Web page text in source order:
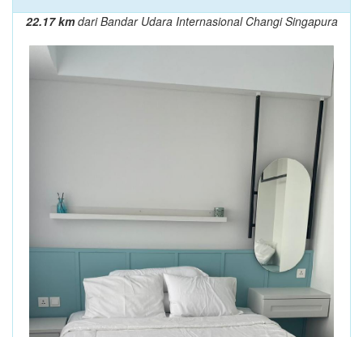
22.17 kmdari Bandar Udara Internasional Changi Singapura